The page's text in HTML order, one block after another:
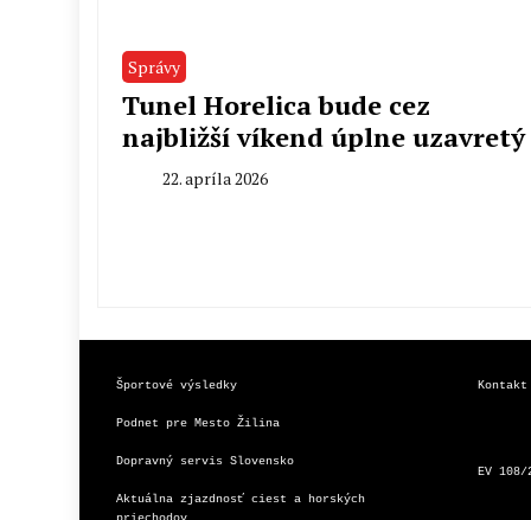
Správy
Tunel Horelica bude cez
najbližší víkend úplne uzavretý
22. apríla 2026
Športové výsledky
Podnet pre Mesto Žilina
Dopravný servis Slovensko
Aktuálna zjazdnosť ciest a horských
EV 108/